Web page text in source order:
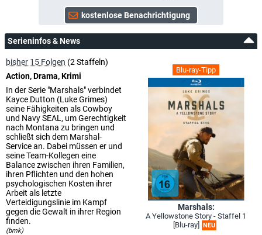
Serieninfos & News
Blu-ray-Tipp
Marshals:
A Yellowstone Story - Staffel 1
[Blu-ray]
NEU
bisher 15 Folgen (2 Staffeln)
Action, Drama, Krimi
In der Serie "Marshals" verbindet
Kayce Dutton (Luke Grimes)
seine Fähigkeiten als Cowboy
und Navy SEAL, um Gerechtigkeit
nach Montana zu bringen und
schließt sich dem Marshal-
Service an. Dabei müssen er und
seine Team-Kollegen eine
Balance zwischen ihren Familien,
ihren Pflichten und den hohen
psychologischen Kosten ihrer
Arbeit als letzte
Verteidigungslinie im Kampf
gegen die Gewalt in ihrer Region
finden.
(bmk)